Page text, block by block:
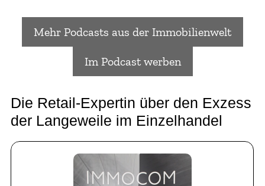
Mehr Podcasts aus der Immobilienwelt
Im Podcast werben
Die Retail-Expertin über den Exzess
der Langeweile im Einzelhandel